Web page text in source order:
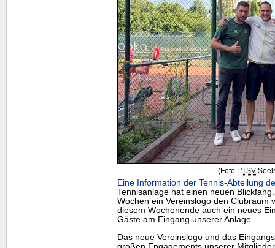
(Foto : 'TSV
Eine Information der Tennis-Abteilung
Tennisanlage hat einen neuen
Wochen ein Vereinslogo den Clubraum
diesem Wochenende auch ein neues
Gäste am Eingang unserer Anlage.
Das neue Vereinslogo und das